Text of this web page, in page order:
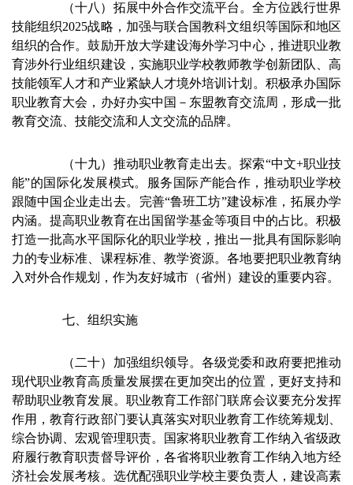
（十八）拓展中外合作交流平台。全方位践行世界
技能组织2025战略，加强与联合国教科文组织等国际和地区
组织的合作。鼓励开放大学建设海外学习中心，推进职业教
育涉外行业组织建设，实施职业学校教师教学创新团队、高
技能领军人才和产业紧缺人才境外培训计划。积极承办国际
职业教育大会，办好办实中国－东盟教育交流周，形成一批
教育交流、技能交流和人文交流的品牌。
（十九）推动职业教育走出去。探索“中文+职业技
能”的国际化发展模式。服务国际产能合作，推动职业学校
跟随中国企业走出去。完善“鲁班工坊”建设标准，拓展办学
内涵。提高职业教育在出国留学基金等项目中的占比。积极
打造一批高水平国际化的职业学校，推出一批具有国际影响
力的专业标准、课程标准、教学资源。各地要把职业教育纳
入对外合作规划，作为友好城市（省州）建设的重要内容。
七、组织实施
（二十）加强组织领导。各级党委和政府要把推动
现代职业教育高质量发展摆在更加突出的位置，更好支持和
帮助职业教育发展。职业教育工作部门联席会议要充分发挥
作用，教育行政部门要认真落实对职业教育工作统筹规划、
综合协调、宏观管理职责。国家将职业教育工作纳入省级政
府履行教育职责督导评价，各省将职业教育工作纳入地方经
济社会发展考核。选优配强职业学校主要负责人，建设高素